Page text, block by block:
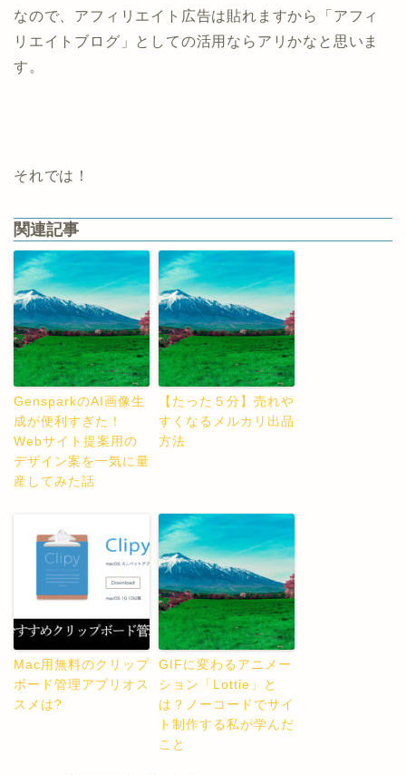
なので、アフィリエイト広告は貼れますから「アフィ
リエイトブログ」としての活用ならアリかなと思いま
す。
それでは！
関連記事
GensparkのAI画像生
成が便利すぎた！
Webサイト提案用の
デザイン案を一気に量
産してみた話
【たった５分】売れや
すくなるメルカリ出品
方法
Mac用無料のクリップ
ボード管理アプリオス
スメは?
GIFに変わるアニメー
ション「Lottie」と
は？ノーコードでサイ
ト制作する私が学んだ
こと